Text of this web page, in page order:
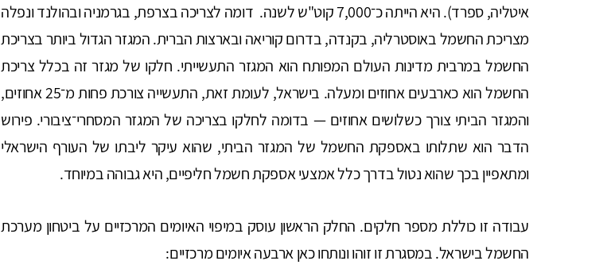
איטליה, ספרד). היא הייתה כ־7,000 קוט"ש לשנה. דומה לצריכה בצרפת, בגרמניה ובהולנד ונפלה
מצריכת החשמל באוסטרליה, בקנדה, בדרום קוריאה ובארצות הברית. המגזר הגדול ביותר בצריכת
החשמל במרבית מדינות העולם המפותח הוא המגזר התעשייתי. חלקו של מגזר זה בכלל צריכת
החשמל הוא כארבעים אחוזים ומעלה. בישראל, לעומת זאת, התעשייה צורכת פחות מ־25 אחוזים,
והמגזר הביתי צורך כשלושים אחוזים — בדומה לחלקו בצריכה של המגזר המסחרי־ציבורי. פירוש
הדבר הוא שתלותו באספקת החשמל של המגזר הביתי, שהוא עיקר ליבתו של העורף הישראלי
ומתאפיין בכך שהוא נטול בדרך כלל אמצעי אספקת חשמל חליפיים, היא גבוהה במיוחד.
עבודה זו כוללת מספר חלקים. החלק הראשון עוסק במיפוי האיומים המרכזיים על ביטחון מערכת
החשמל בישראל. במסגרת זו זוהו ונותחו כאן ארבעה איומים מרכזיים: